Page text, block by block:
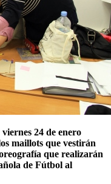
24 de enero
maillots que vestirán
que realizarán
de Fútbol al